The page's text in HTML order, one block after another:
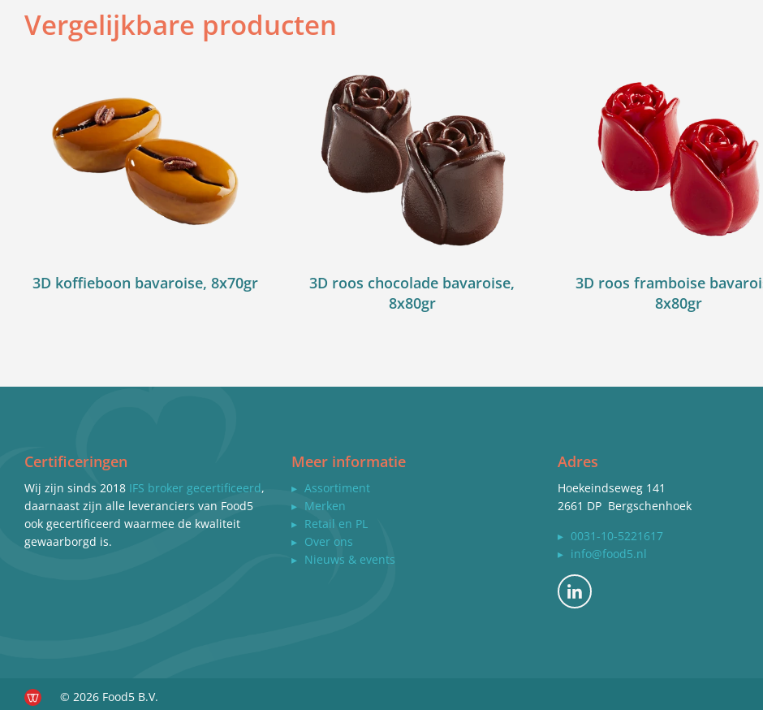
Vergelijkbare producten
3D koffieboon bavaroise, 8x70gr
3D roos chocolade bavaroise,
8x80gr
3D roos framboise
8x80gr
Certificeringen
Wij zijn sinds 2018 IFS broker gecertificeerd,
daarnaast zijn alle leveranciers van Food5
ook gecertificeerd waarmee de kwaliteit
gewaarborgd is.
Meer informatie
▸ Assortiment
▸ Merken
▸ Retail en PL
▸ Over ons
▸ Nieuws & events
Adres
Hoekeindseweg 141
2661 DP Bergschenhoek
▸ 0031-10-5221617
▸ info@food5.nl
Bekijk ons op LinkedIn
© 2026 Food5 B.V.